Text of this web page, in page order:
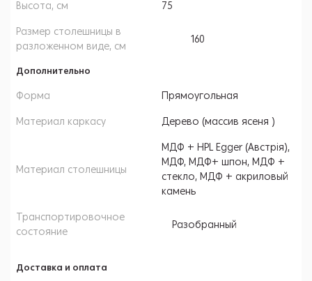
Высота, см 75
Размер столешницы в
разложенном виде, см
160
Дополнительно
Форма Прямоугольная
Материал каркасу Дерево (массив ясеня )
Материал столешницы
МДФ + HPL Egger (Австрія),
МДФ, МДФ+ шпон, МДФ +
стекло, МДФ + акриловый
камень
Транспортировочное
состояние
Разобранный
Доставка и оплата